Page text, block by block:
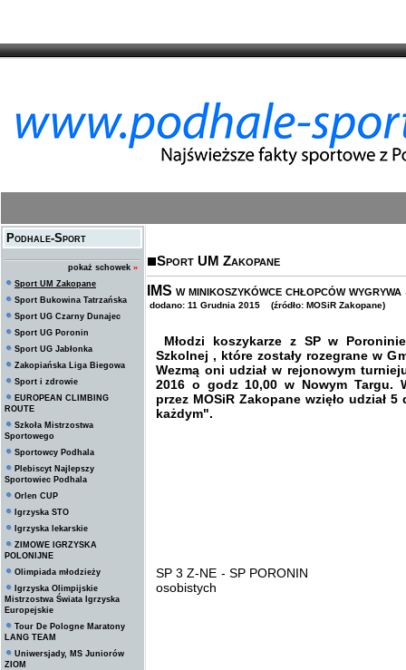
Podhale-Sport
pokaż schowek »
Sport UM Zakopane
Sport Bukowina Tatrzańska
Sport UG Czarny Dunajec
Sport UG Poronin
Sport UG Jabłonka
Zakopiańska Liga Biegowa
Sport i zdrowie
EUROPEAN CLIMBING
ROUTE
Szkoła Mistrzostwa
Sportowego
Sportowcy Podhala
Plebiscyt Najlepszy
Sportowiec Podhala
Orlen CUP
Igrzyska STO
Igrzyska lekarskie
ZIMOWE IGRZYSKA
POLONIJNE
Olimpiada młodzieży
Igrzyska Olimpijskie
Mistrzostwa Świata Igrzyska
Europejskie
Tour De Pologne Maratony
LANG TEAM
Uniwersjady, MS Juniorów
ZIOM
Sport UM Zakopane
IMS w minikoszykówce chłopców
dodano: 11 Grudnia 2015 (źródło: MOSiR Zakopane)
Młodzi koszykarze z SP w
Szkolnej , które zostały rozegrane w
Wezmą oni udział w rejonowym
2016 o godz 10,00 w Nowym Targu.
przez MOSiR Zakopane wzięło udział
każdym".
SP 3 Z-NE - SP PORONIN 2 : 3
osobistych